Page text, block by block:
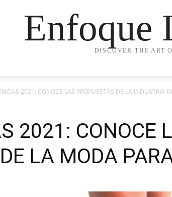
Enfoque
DISCOVER THE ART
2021: CONOCE LAS PROPUESTAS DE LA INDUSTRIA
2021: CONOCE
LA MODA